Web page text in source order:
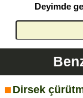
Deyimde
Dirsek